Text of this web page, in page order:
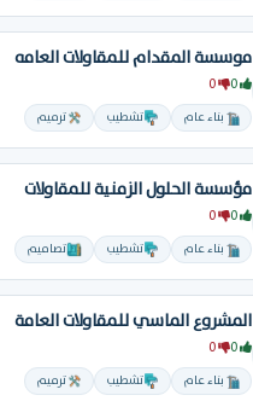
موسسة المقدام للمقاولات العامه
بناء عام تشطيب ترميم
مؤسسة الحلول الزمنية للمقاولات
بناء عام تشطيب تصاميم
المشروع الماسي للمقاولات العامة
بناء عام تشطيب ترميم